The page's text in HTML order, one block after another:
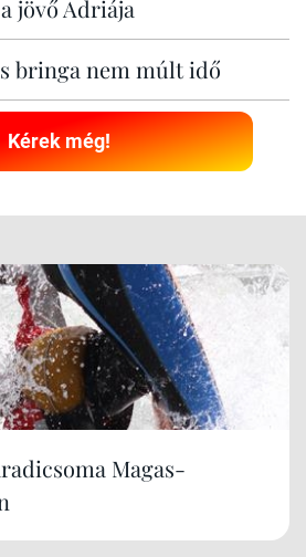
jövő Adriája
bringa nem múlt idő
Kérek még!
Magas-